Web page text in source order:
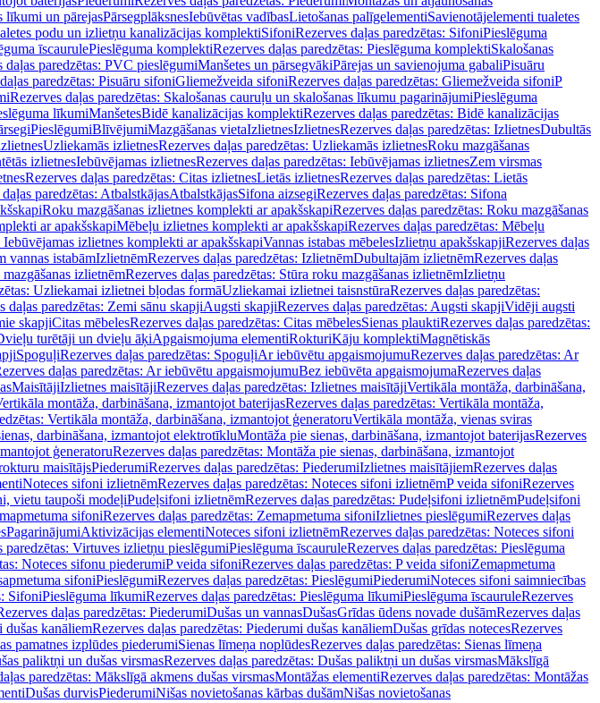
līkumi un pārejasPārsegplāksnesIebūvētas vadībasLietošanas palīgelementiSavienotājelementi tualetes
podu un izlietņu kanalizācijas komplektiSifoniRezerves daļas paredzētas: SifoniPieslēguma
īscaurulePieslēguma komplektiRezerves daļas paredzētas: Pieslēguma komplektiSkalošanas
daļas paredzētas: PVC pieslēgumiManšetes un pārsegvākiPārejas un savienojuma gabaliPisuāru
paredzētas: Pisuāru sifoniGliemežveida sifoniRezerves daļas paredzētas: Gliemežveida sifoniP
Rezerves daļas paredzētas: Skalošanas cauruļu un skalošanas līkumu pagarinājumiPieslēguma
līkumiManšetesBidē kanalizācijas komplektiRezerves daļas paredzētas: Bidē kanalizācijas
PieslēgumiBlīvējumiMazgāšanas vietaIzlietnesIzlietnesRezerves daļas paredzētas: IzlietnesDubultās
Uzliekamās izlietnesRezerves daļas paredzētas: Uzliekamās izlietnesRoku mazgāšanas
izlietnesIebūvējamas izlietnesRezerves daļas paredzētas: Iebūvējamas izlietnesZem virsmas
Rezerves daļas paredzētas: Citas izlietnesLietās izlietnesRezerves daļas paredzētas: Lietās
paredzētas: AtbalstkājasAtbalstkājasSifona aizsegiRezerves daļas paredzētas: Sifona
Roku mazgāšanas izlietnes komplekti ar apakšskapiRezerves daļas paredzētas: Roku mazgāšanas
ar apakšskapiMēbeļu izlietnes komplekti ar apakšskapiRezerves daļas paredzētas: Mēbeļu
Iebūvējamas izlietnes komplekti ar apakšskapiVannas istabas mēbelesIzlietņu apakšskapjiRezerves daļas
vannas istabāmIzlietnēmRezerves daļas paredzētas: IzlietnēmDubultajām izlietnēmRezerves daļas
izlietnēmRezerves daļas paredzētas: Stūra roku mazgāšanas izlietnēmIzlietņu
Uzliekamai izlietnei bļodas formāUzliekamai izlietnei taisnstūraRezerves daļas paredzētas:
daļas paredzētas: Zemi sānu skapjiAugsti skapjiRezerves daļas paredzētas: Augsti skapjiVidēji augsti
skapjiCitas mēbelesRezerves daļas paredzētas: Citas mēbelesSienas plauktiRezerves daļas paredzētas:
turētāji un dvieļu āķiApgaismojuma elementiRokturiKāju komplektiMagnētiskās
SpoguļiRezerves daļas paredzētas: SpoguļiAr iebūvētu apgaismojumuRezerves daļas paredzētas: Ar
daļas paredzētas: Ar iebūvētu apgaismojumuBez iebūvēta apgaismojumaRezerves daļas
MaisītājiIzlietnes maisītājiRezerves daļas paredzētas: Izlietnes maisītājiVertikāla montāža, darbināšana,
montāža, darbināšana, izmantojot baterijasRezerves daļas paredzētas: Vertikāla montāža,
Vertikāla montāža, darbināšana, izmantojot ģeneratoruVertikāla montāža, vienas sviras
darbināšana, izmantojot elektrotīkluMontāža pie sienas, darbināšana, izmantojot baterijasRezerves
ģeneratoruRezerves daļas paredzētas: Montāža pie sienas, darbināšana, izmantojot
maisītājsPiederumiRezerves daļas paredzētas: PiederumiIzlietnes maisītājiemRezerves daļas
Noteces sifoni izlietnēmRezerves daļas paredzētas: Noteces sifoni izlietnēmP veida sifoniRezerves
vietu taupoši modeļiPudeļsifoni izlietnēmRezerves daļas paredzētas: Pudeļsifoni izlietnēmPudeļsifoni
sifoniRezerves daļas paredzētas: Zemapmetuma sifoniIzlietnes pieslēgumiRezerves daļas
PagarinājumiAktivizācijas elementiNoteces sifoni izlietnēmRezerves daļas paredzētas: Noteces sifoni
paredzētas: Virtuves izlietņu pieslēgumiPieslēguma īscauruleRezerves daļas paredzētas: Pieslēguma
Noteces sifonu piederumiP veida sifoniRezerves daļas paredzētas: P veida sifoniZemapmetuma
sifoniPieslēgumiRezerves daļas paredzētas: PieslēgumiPiederumiNoteces sifoni saimniecības
SifoniPieslēguma līkumiRezerves daļas paredzētas: Pieslēguma līkumiPieslēguma īscauruleRezerves
daļas paredzētas: PiederumiDušas un vannasDušasGrīdas ūdens novade dušāmRezerves daļas
dušas kanāliemRezerves daļas paredzētas: Piederumi dušas kanāliemDušas grīdas notecesRezerves
pamatnes izplūdes piederumiSienas līmeņa noplūdesRezerves daļas paredzētas: Sienas līmeņa
paliktņi un dušas virsmasRezerves daļas paredzētas: Dušas paliktņi un dušas virsmasMākslīgā
paredzētas: Mākslīgā akmens dušas virsmasMontāžas elementiRezerves daļas paredzētas: Montāžas
Dušas durvisPiederumiNišas novietošanas kārbas dušāmNišas novietošanas